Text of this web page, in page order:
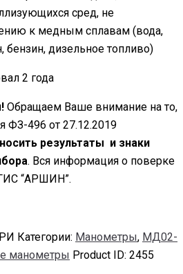
сред, не
к медным сплавам (вода,
бензин, дизельное топливо)
2 года
Обращаем Ваше внимание на то,
ФЗ-496 от 27.12.2019
результаты и знаки
. Вся информация о поверке
“АРШИН”.
Категории: Манометры, МД02-
манометры Product ID: 2455